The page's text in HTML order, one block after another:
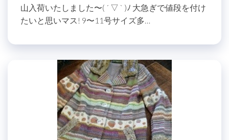
山入荷いたしました〜( ´ ▽ ` )ﾉ 大急ぎで値段を付け
たいと思いマス! 9〜11号サイズ多…